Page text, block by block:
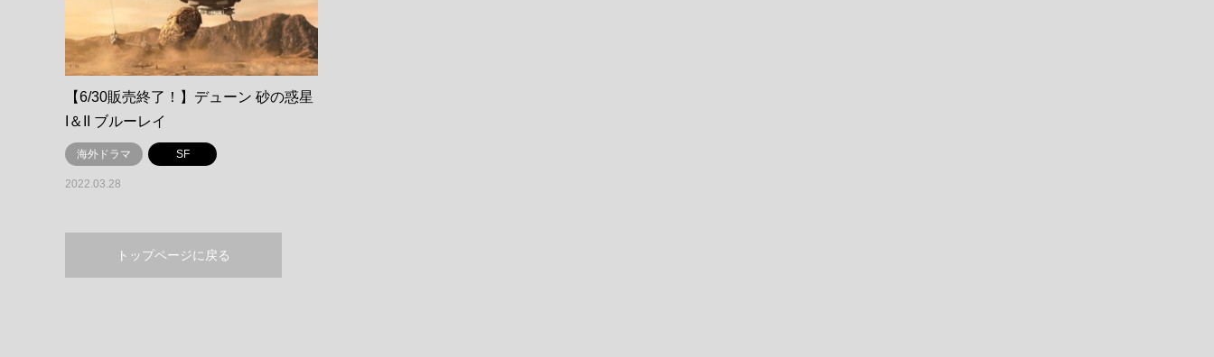
【6/30販売終了！】デューン 砂の惑星
I＆II ブルーレイ
海外ドラマ SF
2022.03.28
トップページに戻る